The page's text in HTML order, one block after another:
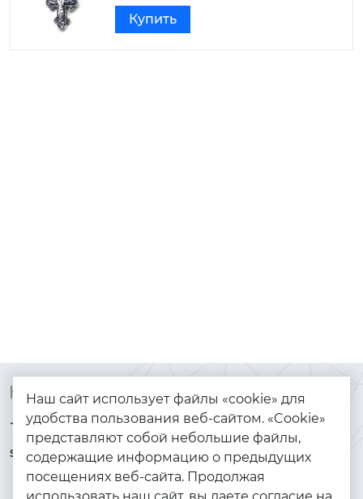
Купить
Контакты
+7 (925) 144-64-73
serebryanyye.grani@mail.ru
Каталог
Браслеты
Золото
Серебро
Наш сайт использует файлы «cookie» для
удобства пользования веб-сайтом. «Cookie»
представляют собой небольшие файлы,
содержащие информацию о предыдущих
посещениях веб-сайта. Продолжая